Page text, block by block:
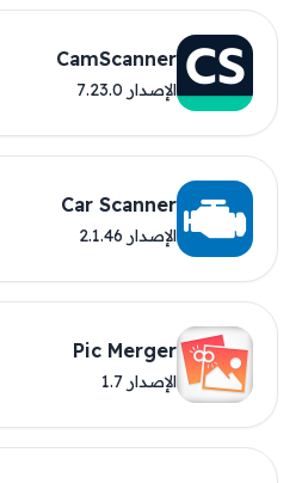
CamScanner
الإصدار 7.23.0
Car Scanner
الإصدار 2.1.46
Pic Merger
الإصدار 1.7